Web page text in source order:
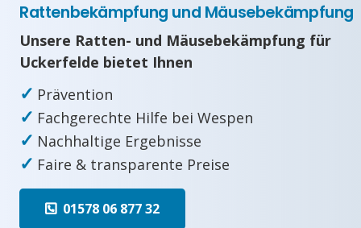
Rattenbekämpfung und Mäusebekämpfung
Unsere Ratten- und Mäusebekämpfung für
Uckerfelde bietet Ihnen
✓ Prävention
✓ Fachgerechte Hilfe bei Wespen
✓ Nachhaltige Ergebnisse
✓ Faire & transparente Preise
01578 06 877 32